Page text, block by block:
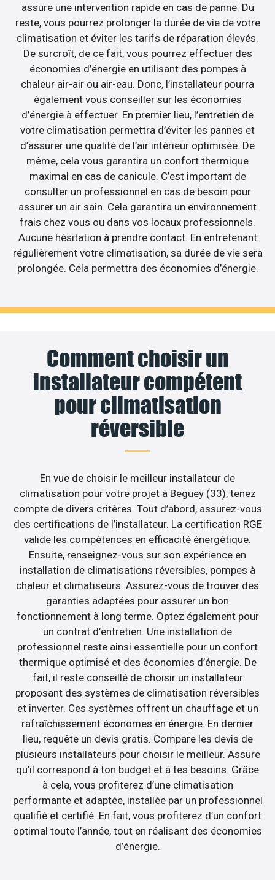
assure une intervention rapide en cas de panne. Du
reste, vous pourrez prolonger la durée de vie de votre
climatisation et éviter les tarifs de réparation élevés.
De surcroît, de ce fait, vous pourrez effectuer des
économies d’énergie en utilisant des pompes à
chaleur air-air ou air-eau. Donc, l’installateur pourra
également vous conseiller sur les économies
d’énergie à effectuer. En premier lieu, l’entretien de
votre climatisation permettra d’éviter les pannes et
d’assurer une qualité de l’air intérieur optimisée. De
même, cela vous garantira un confort thermique
maximal en cas de canicule. C’est important de
consulter un professionnel en cas de besoin pour
assurer un air sain. Cela garantira un environnement
frais chez vous ou dans vos locaux professionnels.
Aucune hésitation à prendre contact. En entretenant
régulièrement votre climatisation, sa durée de vie sera
prolongée. Cela permettra des économies d’énergie.
Comment choisir un
installateur compétent
pour climatisation
réversible
En vue de choisir le meilleur installateur de
climatisation pour votre projet à Beguey (33), tenez
compte de divers critères. Tout d’abord, assurez-vous
des certifications de l’installateur. La certification RGE
valide les compétences en efficacité énergétique.
Ensuite, renseignez-vous sur son expérience en
installation de climatisations réversibles, pompes à
chaleur et climatiseurs. Assurez-vous de trouver des
garanties adaptées pour assurer un bon
fonctionnement à long terme. Optez également pour
un contrat d’entretien. Une installation de
professionnel reste ainsi essentielle pour un confort
thermique optimisé et des économies d’énergie. De
fait, il reste conseillé de choisir un installateur
proposant des systèmes de climatisation réversibles
et inverter. Ces systèmes offrent un chauffage et un
rafraîchissement économes en énergie. En dernier
lieu, requête un devis gratis. Compare les devis de
plusieurs installateurs pour choisir le meilleur. Assure
qu’il correspond à ton budget et à tes besoins. Grâce
à cela, vous profiterez d’une climatisation
performante et adaptée, installée par un professionnel
qualifié et certifié. En fait, vous profiterez d’un confort
optimal toute l’année, tout en réalisant des économies
d’énergie.